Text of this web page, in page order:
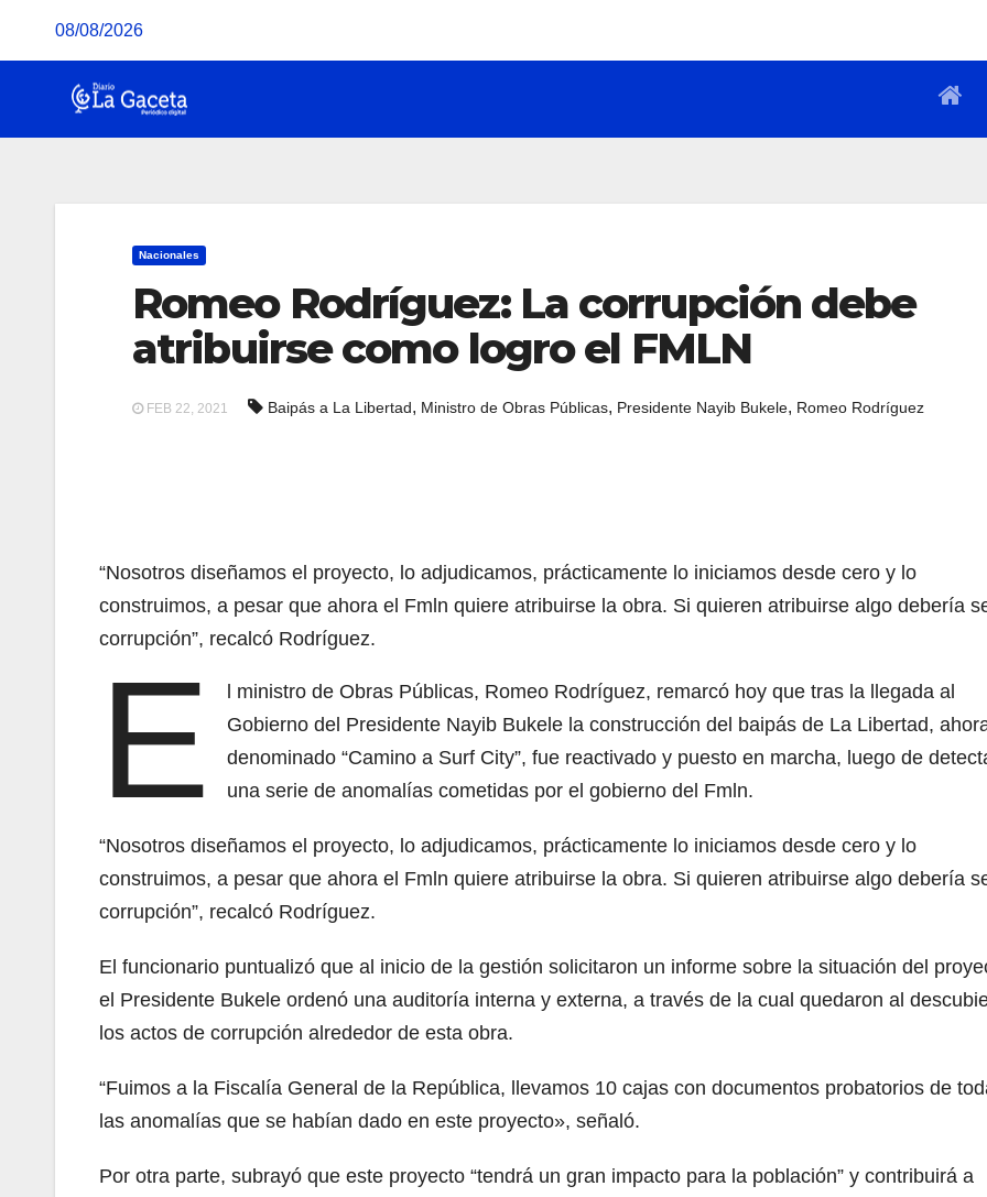
08/08/2026
Nacionales
Romeo Rodríguez: La corrupción debe
atribuirse como logro el FMLN
FEB 22, 2021 Baipás a La Libertad, Ministro de Obras Públicas, Presidente Nayib Bukele, Romeo Rodríguez
“Nosotros diseñamos el proyecto, lo adjudicamos, prácticamente lo iniciamos desde cero y lo
construimos, a pesar que ahora el Fmln quiere atribuirse la obra. Si quieren atribuirse algo debería
corrupción”, recalcó Rodríguez.
E
l ministro de Obras Públicas, Romeo Rodríguez, remarcó hoy que tras la llegada al
Gobierno del Presidente Nayib Bukele la construcción del baipás de La Libertad,
denominado “Camino a Surf City”, fue reactivado y puesto en marcha, luego de
una serie de anomalías cometidas por el gobierno del Fmln.
“Nosotros diseñamos el proyecto, lo adjudicamos, prácticamente lo iniciamos desde cero y lo
construimos, a pesar que ahora el Fmln quiere atribuirse la obra. Si quieren atribuirse algo debería
corrupción”, recalcó Rodríguez.
El funcionario puntualizó que al inicio de la gestión solicitaron un informe sobre la situación del
el Presidente Bukele ordenó una auditoría interna y externa, a través de la cual quedaron al
los actos de corrupción alrededor de esta obra.
“Fuimos a la Fiscalía General de la República, llevamos 10 cajas con documentos probatorios de
las anomalías que se habían dado en este proyecto», señaló.
Por otra parte, subrayó que este proyecto “tendrá un gran impacto para la población” y contribuirá a